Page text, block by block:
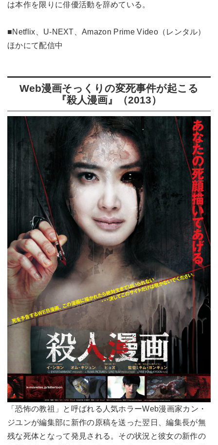
は本作を限りに俳優活動を辞めている。
■Netflix、U-NEXT、Amazon Prime Video（レンタル）
ほかにて配信中
Web漫画そっくりの変死事件が起こる
『殺人漫画』（2013）
「恐怖の教祖」と呼ばれる人気ホラーWeb漫画家カン・
ジユンが編集部に新作の原稿を送った翌日、編集長が無
残な死体となって発見される。その状況と彼女の新作の